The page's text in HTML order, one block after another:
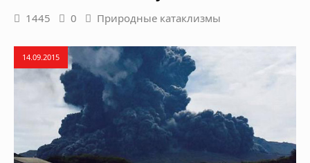
1445 0 Природные катаклизмы
14.09.2015